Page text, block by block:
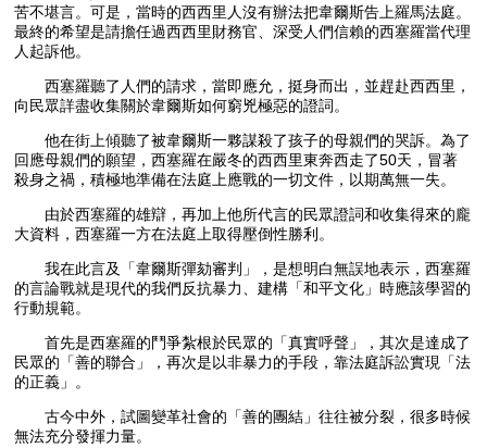
苦不堪言。可是，當時的西西里人沒有辦法把韋爾斯告上羅馬法庭。
最終的希望是請擔任過西西里財務官、深受人們信賴的西塞羅當代理
人起訴他。
西塞羅聽了人們的請求，當即應允，挺身而出，並趕赴西西里，
向民眾詳盡收集關於韋爾斯如何窮兇極惡的證詞。
他在街上傾聽了被韋爾斯一夥謀殺了孩子的母親們的哭訴。為了
回應母親們的願望，西塞羅在嚴冬的西西里東奔西走了50天，冒著
殺身之禍，積極地準備在法庭上應戰的一切文件，以期萬無一失。
由於西塞羅的雄辯，再加上他所代言的民眾證詞和收集得來的龐
大資料，西塞羅一方在法庭上取得壓倒性勝利。
我在此言及「韋爾斯彈劾審判」，是想明白無誤地表示，西塞羅
的言論戰就是現代的我們反抗暴力、建構「和平文化」時應該學習的
行動規範。
首先是西塞羅的鬥爭紮根於民眾的「真實呼聲」，其次是達成了
民眾的「善的聯合」，再次是以非暴力的手段，靠法庭訴訟實現「法
的正義」。
古今中外，試圖變革社會的「善的團結」往往被分裂，很多時候
無法充分發揮力量。